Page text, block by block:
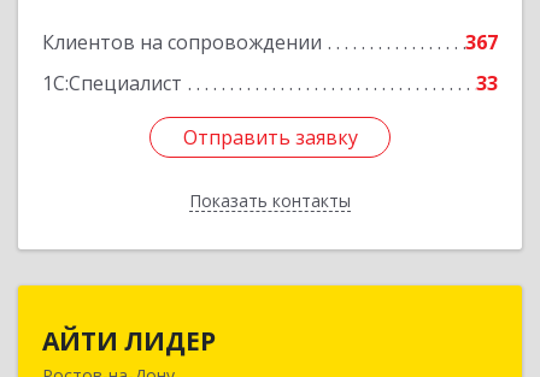
Клиентов на сопровождении
367
1С:Специалист
33
Отправить заявку
Показать контакты
Отправить заявку
Назад
АЙТИ ЛИДЕР